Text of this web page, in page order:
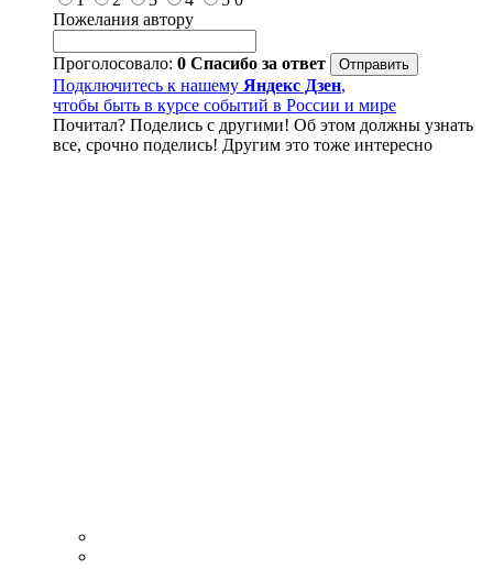
Пожелания автору
Проголосовало: 0 Спасибо за ответ
Подключитесь к нашему Яндекс Дзен,
чтобы быть в курсе событий в России и мире
Почитал? Поделись с другими! Об этом должны узнать
все, срочно поделись! Другим это тоже интересно